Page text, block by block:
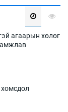
агаарын хөлөг